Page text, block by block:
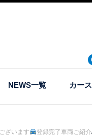
NEWS一覧 カー
ざいます 登録完了車両ご紹介